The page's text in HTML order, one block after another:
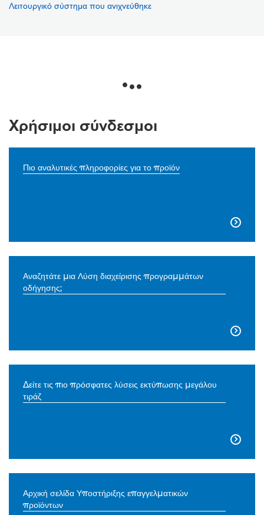
Λειτουργικό σύστημα που ανιχνεύθηκε
Χρήσιμοι σύνδεσμοι
Πιο αναλυτικές πληροφορίες για το προϊόν

Αναζητάτε μια Λύση διαχείρισης προγραμμάτων
οδήγησης;

Δείτε τις πιο πρόσφατες λύσεις εκτύπωσης μεγάλου
τιράζ

Αρχική σελίδα Υποστήριξης επαγγελματικών
προϊόντων